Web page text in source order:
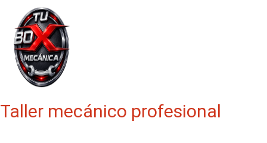
Taller mecánico profesional